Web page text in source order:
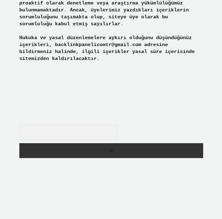
proaktif olarak denetleme veya araştırma yükümlülüğümüz
bulunmamaktadır. Ancak, üyelerimiz yazdıkları içeriklerin
sorumluluğunu taşımakta olup, siteye üye olarak bu
sorumluluğu kabul etmiş sayılırlar.
Hukuka ve yasal düzenlemelere aykırı olduğunu düşündüğünüz
içerikleri, backlinkpanelicomtr@gmail.comadresine
bildirmeniz halinde, ilgili içerikler yasal süre içerisinde
sitemizden kaldırılacaktır.